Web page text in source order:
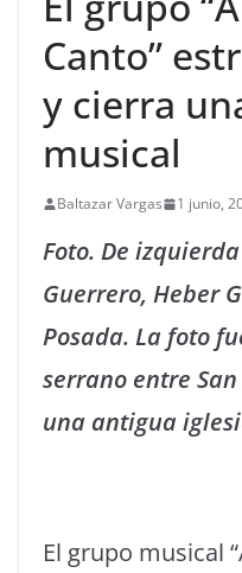
Canto”
y cierra
musical
Baltazar Vargas 1 junio,
Foto. De
Guerrero, Heber
Posada. La foto
serrano entre
una antigua
El grupo musical